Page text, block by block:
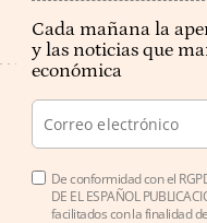
Cada mañana la
y las noticias que
económica
De conformidad con el
DE EL ESPAÑOL
facilitados con la finalidad